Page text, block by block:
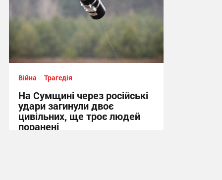
Війна Трагедія
На Сумщині через російські
удари загинули двоє
цивільних, ще троє людей
поранені